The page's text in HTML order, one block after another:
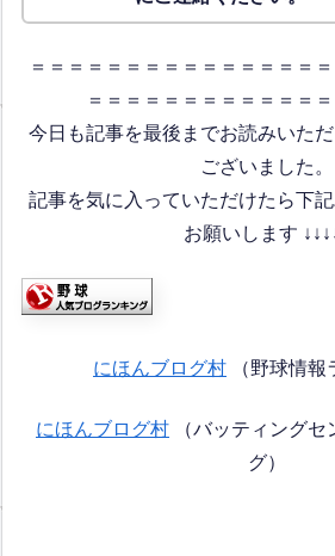
＝＝＝＝＝＝＝＝＝＝＝＝＝＝＝
＝＝＝＝＝＝＝＝＝＝＝＝
今日も記事を最後までお読みいた
ございました。
記事を気に入っていただけたら下
お願いします
にほんブログ村 （野球情報
にほんブログ村 （バッティング
グ）